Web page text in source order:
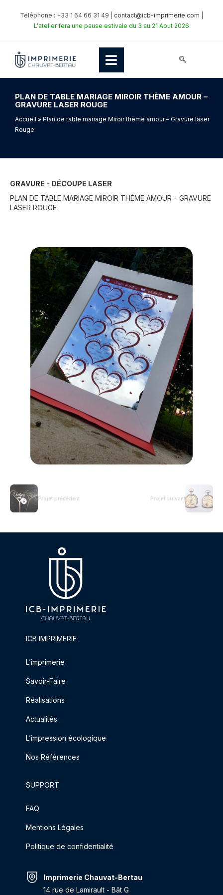
Téléphone : +33 1 64 66 31 49 | contact@icb-imprimerie.com
L'atelier fera une pause estivale du 3 au 21 Aout 2026
PLAN DE TABLE MARIAGE MIROIR THÈME AMOUR –
GRAVURE LASER ROUGE
Accueil » Plan de table mariage Miroir thème amour – Gravure laser
Rouge
GRAVURE - DÉCOUPE LASER
PLAN DE TABLE MARIAGE MIROIR THÈME AMOUR – GRAVURE
LASER ROUGE
Projet précédent Projet suivant
ICB IMPRIMERIE
L’imprimerie
Savoir-Faire
Réalisations
Actualités
L’impression écologique
Nos Références
SUPPORT
FAQ
Mentions Légales
Politique de confidentialité
Imprimerie Chauvat-Bertau
14 rue de Lamirault - Bât G